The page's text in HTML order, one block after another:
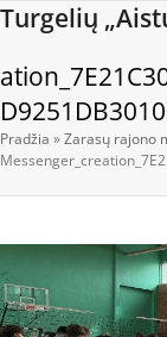
Skip
content
Turgelių
Open
mobile
menu
Close
mobile
menu
Pradžia »Zarasų rajono